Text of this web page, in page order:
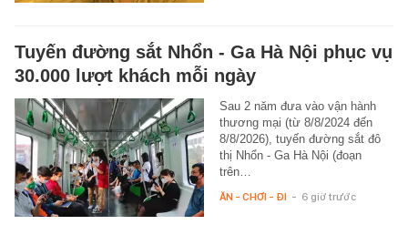
Tuyến đường sắt Nhổn - Ga Hà Nội phục vụ
30.000 lượt khách mỗi ngày
Sau 2 năm đưa vào vận hành
thương mại (từ 8/8/2024 đến
8/8/2026), tuyến đường sắt đô
thị Nhổn - Ga Hà Nội (đoạn
trên…
ĂN - CHƠI - ĐI - 6 giờ trước